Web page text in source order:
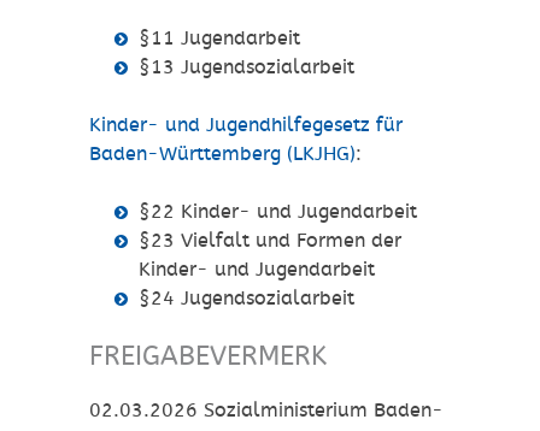
§11 Jugendarbeit
§13 Jugendsozialarbeit
Kinder- und Jugendhilfegesetz für
Baden-Württemberg (LKJHG):
§22 Kinder- und Jugendarbeit
§23 Vielfalt und Formen der
Kinder- und Jugendarbeit
§24 Jugendsozialarbeit
FREIGABEVERMERK
02.03.2026 Sozialministerium Baden-